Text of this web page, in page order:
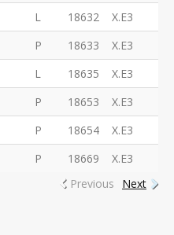
L 18632
X.E3
P 18633
X.E3
L 18635
X.E3
P 18653
X.E3
P 18654
X.E3
P 18669
X.E3
Previous Next